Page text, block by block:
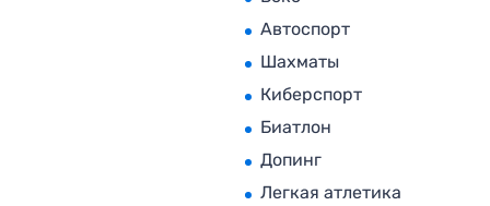
Автоспорт
Шахматы
Киберспорт
Биатлон
Допинг
Легкая атлетика